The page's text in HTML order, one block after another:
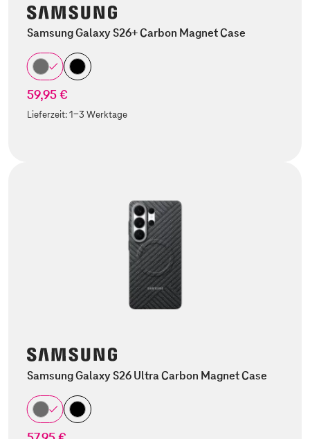
Samsung Galaxy S26+ Carbon Magnet Case
59,95 €
Lieferzeit:1-3 Werktage
Samsung Galaxy S26 Ultra Carbon Magnet Case